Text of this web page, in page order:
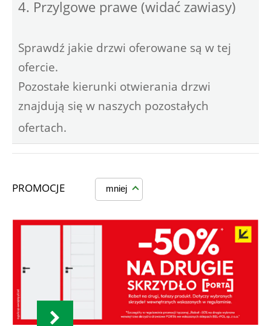
4. Przylgowe prawe (widać zawiasy)
Sprawdź jakie drzwi oferowane są w tej
ofercie.
Pozostałe kierunki otwierania drzwi
znajdują się w naszych pozostałych
ofertach.
PROMOCJE mniej